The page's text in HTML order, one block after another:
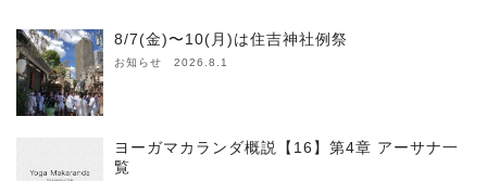
8/7(金)〜10(月)は住吉神社例祭
お知らせ 2026.8.1
ヨーガマカランダ概説【16】第4章 アーサナ一
覧